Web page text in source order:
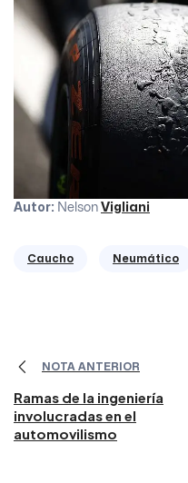
Autor: Nelson Vigliani
Caucho Neumático
NOTA ANTERIOR
Ramas de la ingeniería
involucradas en el
automovilismo